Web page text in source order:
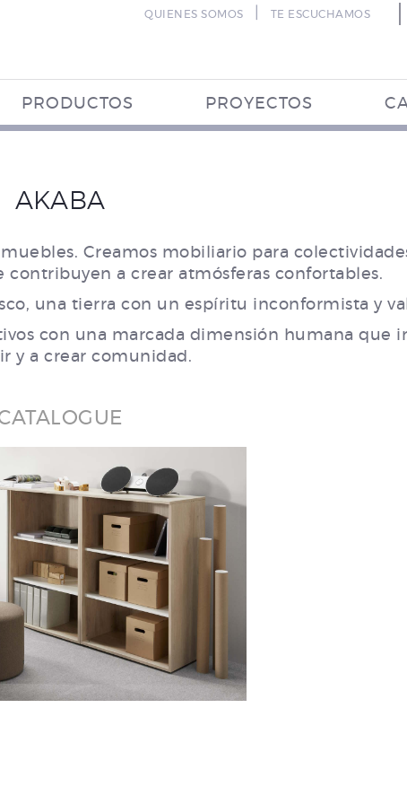
QUIENES SOMOS TE ESCUCHAMOS
PRODUCTOS PROYECTOS
AKABA
Creamos mobiliario para
contribuyen a crear atmósferas confortables.
una tierra con un espíritu inconformista y
con una marcada dimensión humana que
y a crear comunidad.